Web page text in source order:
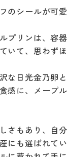
のシールが可
プリンは、容
いて、思わず
な日光金乃卵
感に、メープ
さもあり、自
にも選ばれてい